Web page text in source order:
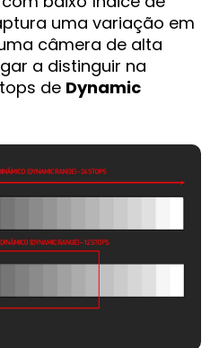
uma variação em
câmera de alta
a distinguir na
de Dynamic